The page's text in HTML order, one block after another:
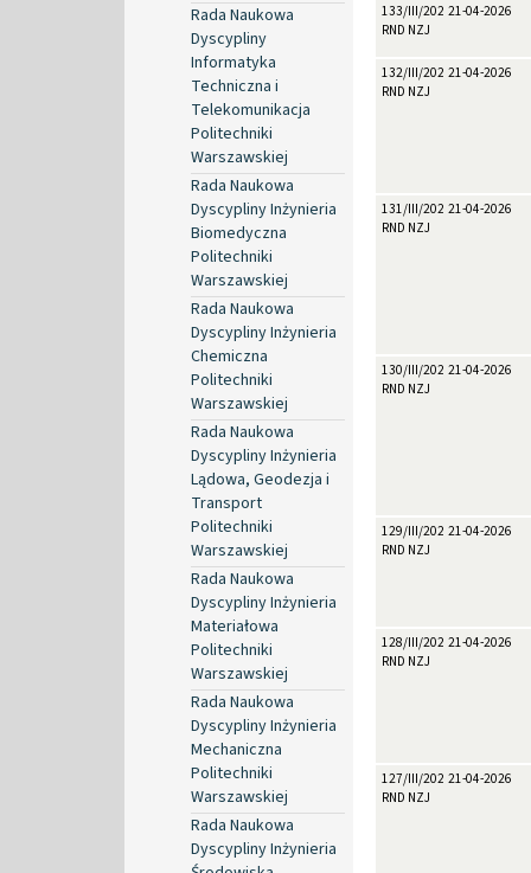
Rada Naukowa
Dyscypliny
Informatyka
Techniczna i
Telekomunikacja
Politechniki
Warszawskiej
Rada Naukowa
Dyscypliny Inżynieria
Biomedyczna
Politechniki
Warszawskiej
Rada Naukowa
Dyscypliny Inżynieria
Chemiczna
Politechniki
Warszawskiej
Rada Naukowa
Dyscypliny Inżynieria
Lądowa, Geodezja i
Transport
Politechniki
Warszawskiej
Rada Naukowa
Dyscypliny Inżynieria
Materiałowa
Politechniki
Warszawskiej
Rada Naukowa
Dyscypliny Inżynieria
Mechaniczna
Politechniki
Warszawskiej
Rada Naukowa
Dyscypliny Inżynieria
133/III/2026
RND NZJ
21-04-2026
132/III/2026
RND NZJ
21-04-2026
131/III/2026
RND NZJ
21-04-2026
130/III/2026
RND NZJ
21-04-2026
129/III/2026
RND NZJ
21-04-2026
128/III/2026
RND NZJ
21-04-2026
127/III/2026
RND NZJ
21-04-2026